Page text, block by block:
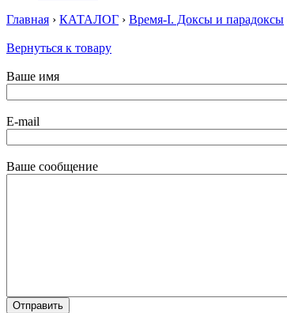
Главная › КАТАЛОГ › Время-I. Доксы и парадоксы
Вернуться к товару
Ваше имя
E-mail
Ваше сообщение